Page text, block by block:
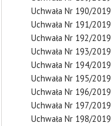
Uchwała Nr 190/2019
Uchwała Nr 191/2019
Uchwała Nr 192/2019
Uchwała Nr 193/2019
Uchwała Nr 194/2019
Uchwała Nr 195/2019
Uchwała Nr 196/2019
Uchwała Nr 197/2019
Uchwała Nr 198/2019